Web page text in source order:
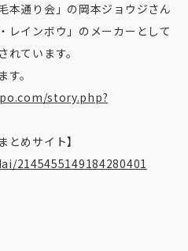
本通り会」の岡本ジョウジさん
レインボウ」のメーカーとして
ています。
。
story.php?
めサイト】
2145455149184280401